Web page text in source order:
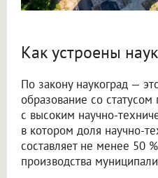
Как устроены
По закону наукоград —
образование со статусом
с высоким научно-
в котором доля научно-
составляет не менее 50
производства